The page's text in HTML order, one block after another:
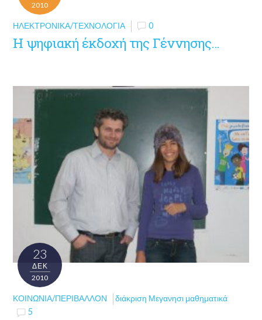
2010
ΗΛΕΚΤΡΟΝΙΚΆ/ΤΕΧΝΟΛΟΓΊΑ 0
Η ψηφιακή έκδοχή της Γέννησης…
23
ΔΕΚ
2010
ΚΟΙΝΩΝΊΑ/ΠΕΡΙΒΆΛΛΟΝ
διάκριση Μεγανησι μαθηματικά
5